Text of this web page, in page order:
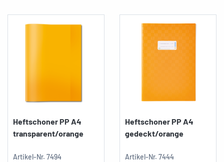
Heftschoner PP A4
transparent/orange
Artikel-Nr. 7494
Heftschoner PP A4
gedeckt/orange
Artikel-Nr. 7444